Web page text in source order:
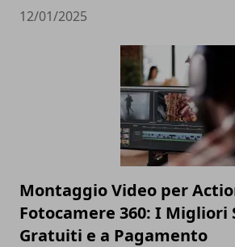
12/01/2025
Montaggio Video per
Fotocamere 360: I Migliori
Gratuiti e a Pagamento